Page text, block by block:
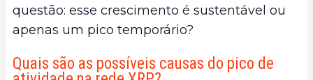
questão: esse crescimento é sustentável ou
apenas um pico temporário?
Quais são as possíveis causas do pico de